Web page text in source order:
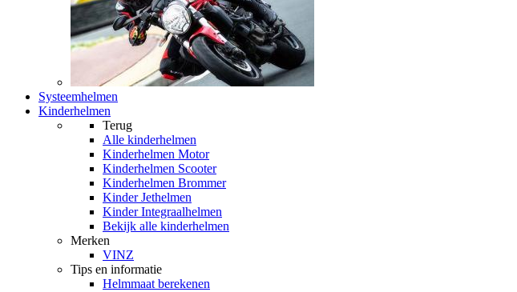
Systeemhelmen
Kinderhelmen
Terug
Alle kinderhelmen
Kinderhelmen Motor
Kinderhelmen Scooter
Kinderhelmen Brommer
Kinder Jethelmen
Kinder Integraalhelmen
Bekijk alle kinderhelmen
Merken
VINZ
Tips en informatie
Helmmaat berekenen